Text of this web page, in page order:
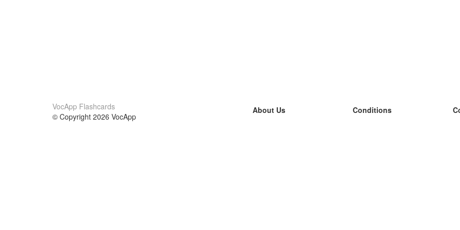
VocApp Flashcards
© Copyright 2026 VocApp
About Us
Conditions